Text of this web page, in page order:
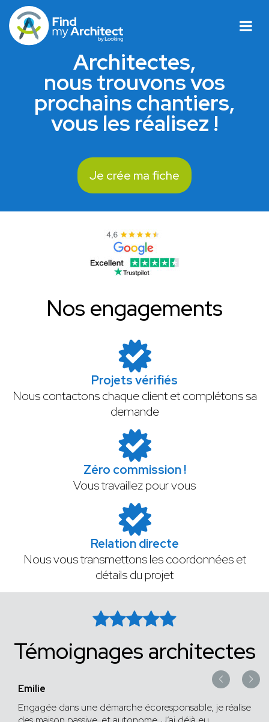
Architectes,
nous trouvons vos
prochains chantiers,
vous les réalisez !
Je crée ma fiche
Nos engagements
Projets vérifiés
Nous contactons chaque client et complétons sa
demande
Zéro commission !
Vous travaillez pour vous
Relation directe
Nous vous transmettons les coordonnées et
détails du projet
Témoignages architectes
Emilie
Engagée dans une démarche écoresponsable, je réalise